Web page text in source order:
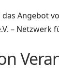
Angebot
– Netzwerk